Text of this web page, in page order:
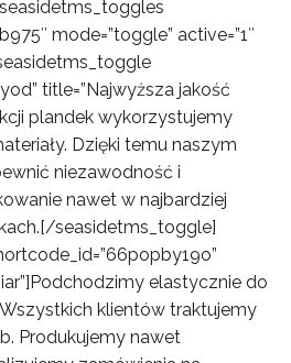
mode=”toggle” active=”1″
title=”Najwyższa jakość
plandek wykorzystujemy
Dzięki temu naszym
niezawodność i
nawet w najbardziej
seasidetms_toggle]
elastycznie do
klientów traktujemy
Produkujemy nawet